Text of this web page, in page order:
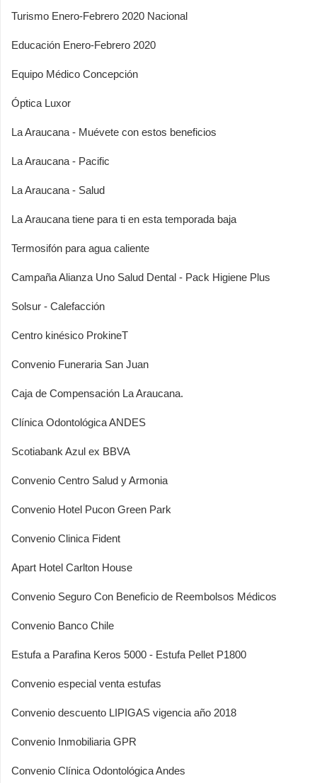
Turismo Enero-Febrero 2020 Nacional
Educación Enero-Febrero 2020
Equipo Médico Concepción
Óptica Luxor
La Araucana - Muévete con estos beneficios
La Araucana - Pacific
La Araucana - Salud
La Araucana tiene para ti en esta temporada baja
Termosifón para agua caliente
Campaña Alianza Uno Salud Dental - Pack Higiene Plus
Solsur - Calefacción
Centro kinésico ProkineT
Convenio Funeraria San Juan
Caja de Compensación La Araucana.
Clínica Odontológica ANDES
Scotiabank Azul ex BBVA
Convenio Centro Salud y Armonia
Convenio Hotel Pucon Green Park
Convenio Clinica Fident
Apart Hotel Carlton House
Convenio Seguro Con Beneficio de Reembolsos Médicos
Convenio Banco Chile
Estufa a Parafina Keros 5000 - Estufa Pellet P1800
Convenio especial venta estufas
Convenio descuento LIPIGAS vigencia año 2018
Convenio Inmobiliaria GPR
Convenio Clínica Odontológica Andes